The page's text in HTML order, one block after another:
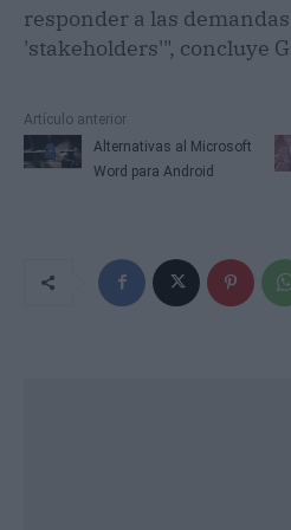
responder a las
'stakeholders'", concluye
Artículo anterior
Alternativas al Microsoft
Word para Android